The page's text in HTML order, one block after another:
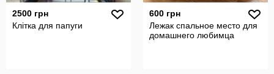
2500 грн
Клітка для папуги
600 грн
Лежак спальное место для
домашнего любимца